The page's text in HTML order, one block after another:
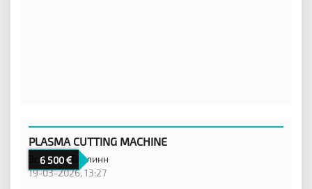
6 500
PLASMA CUTTING MACHINE
Эстония,Таллинн
19-03-2026, 13:27